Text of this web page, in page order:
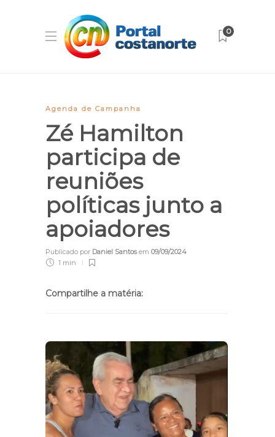
0
Agenda de Campanha
Zé Hamilton
participa de
reuniões
políticas junto a
apoiadores
Publicado por Daniel Santosem 09/09/2024
1 min
Compartilhe a matéria: